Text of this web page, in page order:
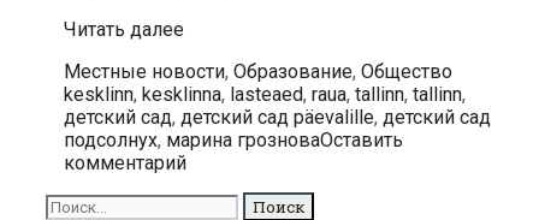
Читать далееТаллинскому
саду
«Подсолнух»
исполнилось
55
лет
Рубрики
Местные новости, Образование, ОбществоМетки
kesklinn, kesklinna, lasteaed, raua, tallinn, tallinn,
детский сад, детский сад päevalille, детский сад
подсолнух, марина грозноваОставить
комментарий
Поиск